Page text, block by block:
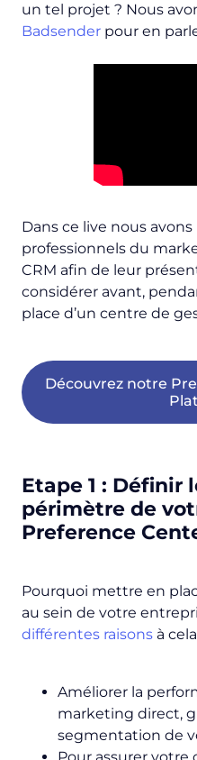
un tel projet ? Nous
Badsender pour en
Dans ce live nous
professionnels du
CRM afin de leur
considérer avant,
place d’un centre de
Découvrez notre
Etape 1 : Définir
périmètre de
Preference
Pourquoi mettre en
au sein de votre
différentes raisons à
Améliorer la
marketing direct,
segmentation de